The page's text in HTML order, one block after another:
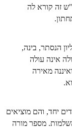
זה קורא לה
הנסתר, בינה,
אינה עולה
מאירה
יחד, והם מוציאים
מספר מורה